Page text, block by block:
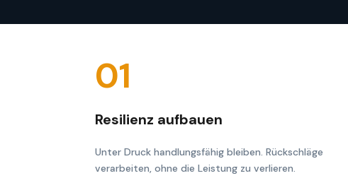
01
Resilienz aufbauen
Unter Druck handlungsfähig bleiben. Rückschläge
verarbeiten, ohne die Leistung zu verlieren.